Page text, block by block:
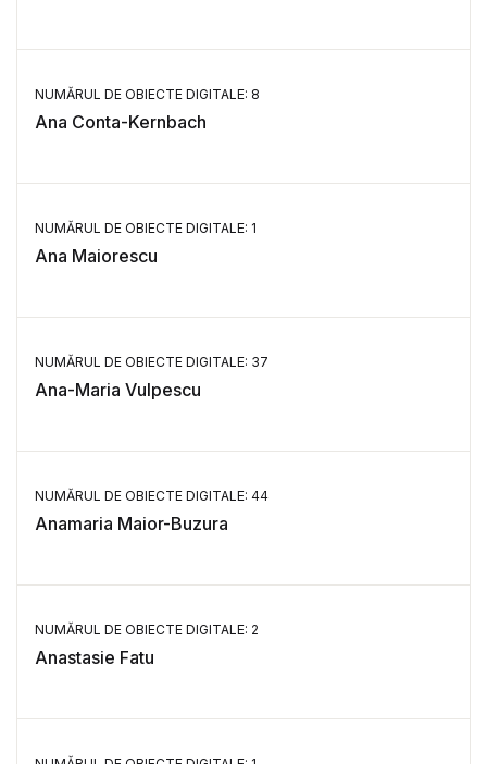
NUMĂRUL DE OBIECTE DIGITALE: 8
Ana Conta-Kernbach
NUMĂRUL DE OBIECTE DIGITALE: 1
Ana Maiorescu
NUMĂRUL DE OBIECTE DIGITALE: 37
Ana-Maria Vulpescu
NUMĂRUL DE OBIECTE DIGITALE: 44
Anamaria Maior-Buzura
NUMĂRUL DE OBIECTE DIGITALE: 2
Anastasie Fatu